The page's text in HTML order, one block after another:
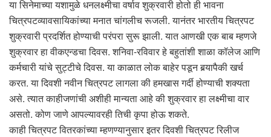
या सिनेमाच्या यशामुळे धनलक्ष्मीचा वर्षाव शुक्रवारी होतो ही भावना
चित्रपटव्यावसायिकांच्या मनात चांगलीच रूजली. यानंतर भारतीय चित्रपट
शुक्रवारी प्रदर्शित होण्याची परंपरा सुरू झाली. यात आणखी एक बाब म्हणजे
शुक्रवार हा वीकएन्डचा दिवस. शनिवा-रविवार हे बहुतांशी शाळा कॉलेज आणि
कर्मचारी यांचे सुट्टीचे दिवस. या काळात लोक बाहेर पडून बर्‍यापैकी खर्च
करत. या दिवशी नवीन चित्रपट लागला की हमखास गर्दी होण्याची शक्यता
असे. त्यात काहीजणांची अशीही मान्यता आहे की शुक्रवार हा लक्ष्मीचा वार
असतो. कोण जाणे आपल्यावरही तिची कृपा होऊ शकते.
काही चित्रपट वितरकांच्या म्हणण्यानुसार इतर दिवशी चित्रपट रिलीज